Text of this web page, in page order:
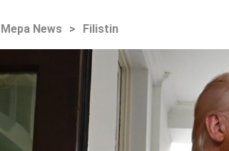
Mepa News > Filistin